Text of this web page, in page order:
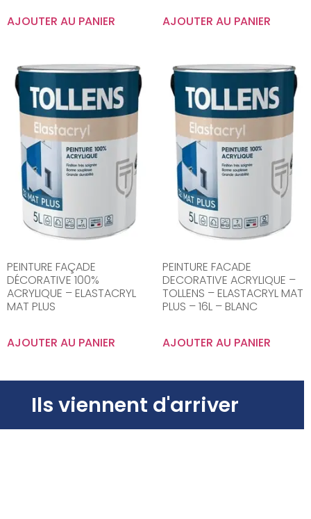
AJOUTER AU PANIER AJOUTER AU PANIER
PEINTURE FAÇADE
DÉCORATIVE 100%
ACRYLIQUE – ELASTACRYL
MAT PLUS
AJOUTER AU PANIER
PEINTURE FACADE
DECORATIVE ACRYLIQUE –
TOLLENS – ELASTACRYL MAT
PLUS – 16L – BLANC
AJOUTER AU PANIER
Ils viennent d'arriver